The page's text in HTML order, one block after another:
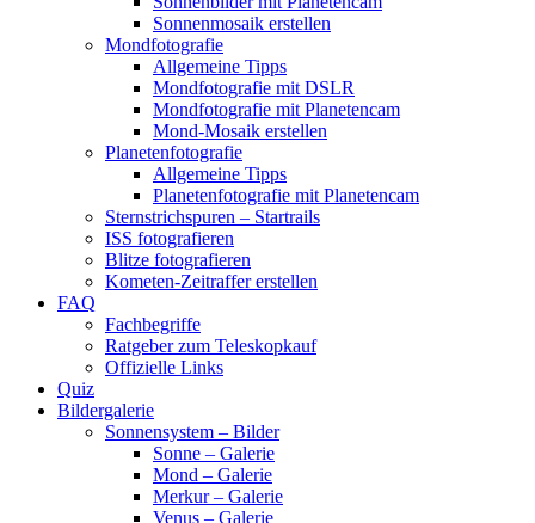
Sonnenmosaik erstellen
Mondfotografie
Allgemeine Tipps
Mondfotografie mit DSLR
Mondfotografie mit Planetencam
Mond-Mosaik erstellen
Planetenfotografie
Allgemeine Tipps
Planetenfotografie mit Planetencam
Sternstrichspuren – Startrails
ISS fotografieren
Blitze fotografieren
Kometen-Zeitraffer erstellen
FAQ
Fachbegriffe
Ratgeber zum Teleskopkauf
Offizielle Links
Quiz
Bildergalerie
Sonnensystem – Bilder
Sonne – Galerie
Mond – Galerie
Merkur – Galerie
Venus – Galerie